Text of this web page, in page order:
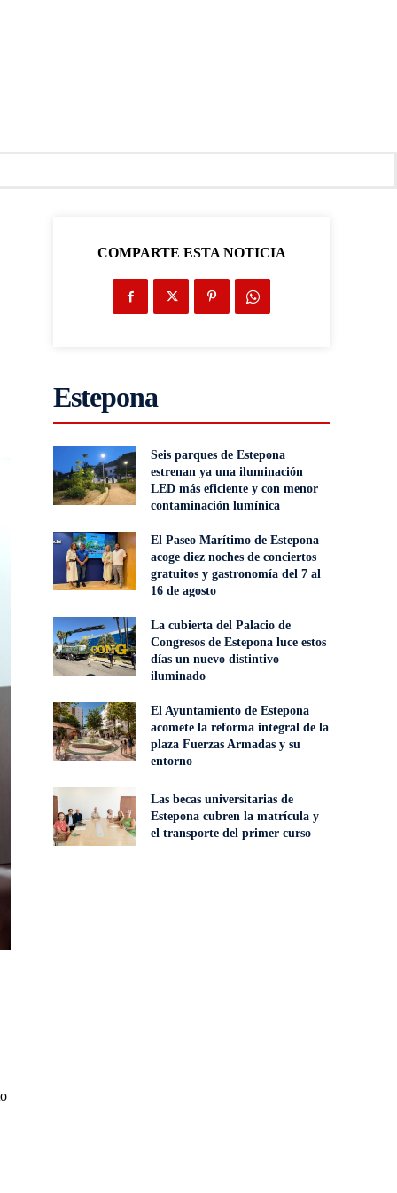
COMPARTE ESTA NOTICIA
Estepona
Seis parques de Estepona
estrenan ya una iluminación
LED más eficiente y con menor
contaminación lumínica
El Paseo Marítimo de Estepona
acoge diez noches de conciertos
gratuitos y gastronomía del 7 al
16 de agosto
La cubierta del Palacio de
Congresos de Estepona luce estos
días un nuevo distintivo
iluminado
El Ayuntamiento de Estepona
acomete la reforma integral de la
plaza Fuerzas Armadas y su
entorno
Las becas universitarias de
Estepona cubren la matrícula y
el transporte del primer curso